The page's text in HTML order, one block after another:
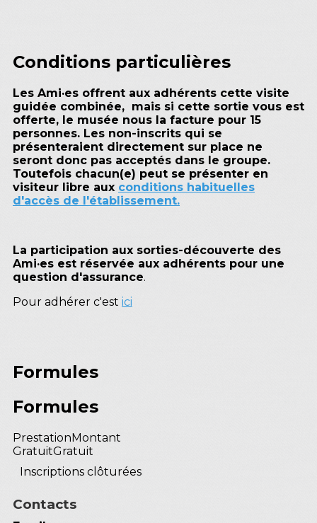
Conditions particulières
Les Ami·es offrent aux adhérents cette visite
guidée combinée, mais si cette sortie vous est
offerte, le musée nous la facture pour 15
personnes. Les non-inscrits qui se
présenteraient directement sur place ne
seront donc pas acceptés dans le groupe.
Toutefois chacun(e) peut se présenter en
visiteur libre aux conditions habituelles
d'accès de l'établissement.
La participation aux sorties-découverte des
Ami·es est réservée aux adhérents pour une
question d'assurance.
Pour adhérer c'est ici
Formules
Formules
PrestationMontant
GratuitGratuit
Inscriptions clôturées
Contacts